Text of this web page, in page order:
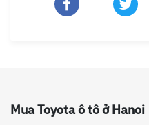
Mua Toyota ô tô ở Hanoi